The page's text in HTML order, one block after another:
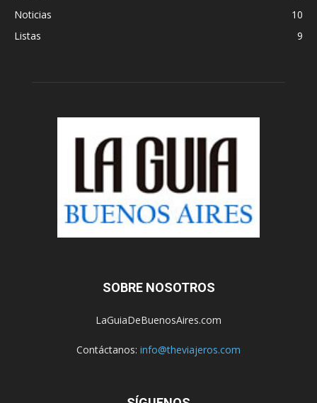
Noticias
10
Listas
9
SOBRE NOSOTROS
LaGuiaDeBuenosAires.com
Contáctanos: info@theviajeros.com